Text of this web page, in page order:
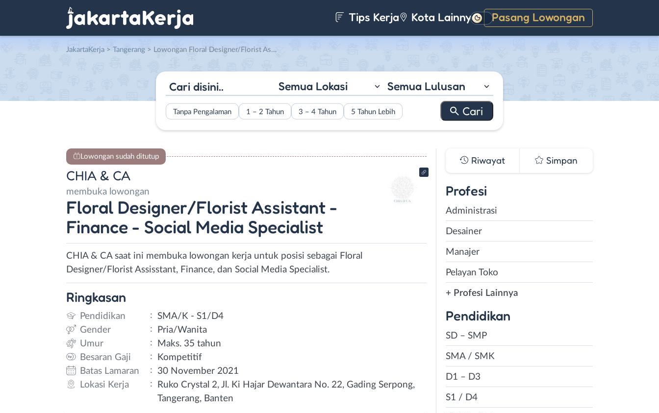
Tips Kerja Kota Lainnya Pasang Lowongan
Gelap
JakartaKerja > Tangerang > Lowongan Floral Designer/Florist Assistant – Finance – Social Media Specialist di CHIA & CA
Semua Lokasi Semua Lulusan
Tanpa Pengalaman 1 – 2 Tahun 3 – 4 Tahun 5 Tahun Lebih
Lowongan sudah ditutup
CHIA & CA
membuka lowongan
Floral Designer/Florist Assistant -
Finance - Social Media Specialist
CHIA & CA saat ini membuka lowongan kerja untuk posisi sebagai Floral
Designer/Florist Assisstant, Finance, dan Social Media Specialist.
Ringkasan
Pendidikan : SMA/K - S1/D4
Gender
:
Pria/Wanita
Umur
:
Maks. 35 tahun
Besaran Gaji
:
Kompetitif
Batas Lamaran
:
30 November 2021
Lokasi Kerja
:
Ruko Crystal 2, Jl. Ki Hajar Dewantara No. 22, Gading Serpong,
Tangerang, Banten
Riwayat Simpan
Profesi
Administrasi
Desainer
Manajer
Pelayan Toko
+ Profesi Lainnya
Pendidikan
SD – SMP
SMA / SMK
D1 – D3
S1 / D4